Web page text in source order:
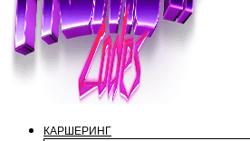
КАРШЕРИНГ